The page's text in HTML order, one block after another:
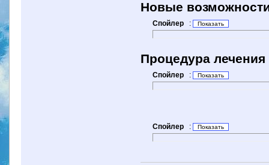
Новые
Спойлер :
Процедура лечения
Спойлер :
Спойлер :